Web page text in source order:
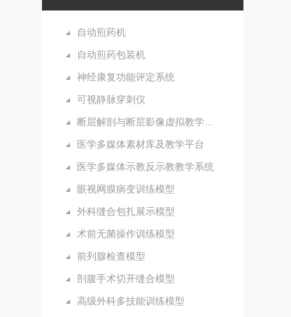
自动煎药机
自动煎药包装机
神经康复功能评定系统
可视静脉穿刺仪
医学多媒体素材库及教学平台
医学多媒体示教反示教教学系统
眼视网膜病变训练模型
外科缝合包扎展示模型
术前无菌操作训练模型
前列腺检查模型
剖腹手术切开缝合模型
高级外科多技能训练模型